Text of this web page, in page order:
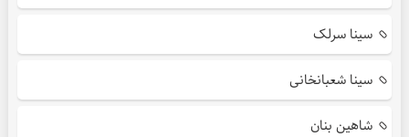
سینا سرلک
سینا شعبانخانی
شاهین بنان